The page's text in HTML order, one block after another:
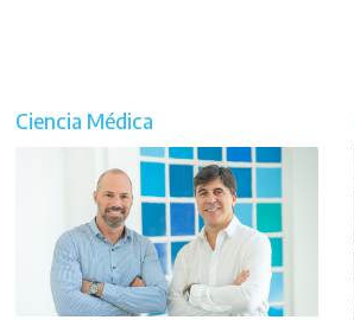
Ciencia Médica